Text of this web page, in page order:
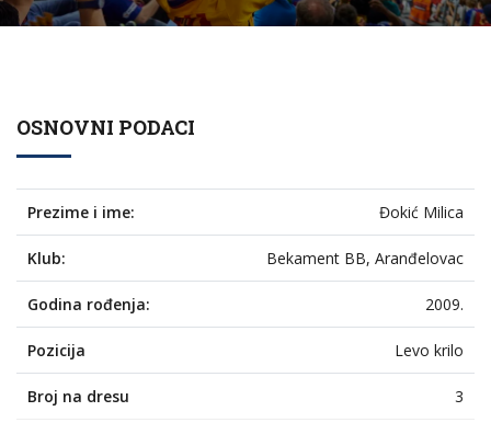
OSNOVNI PODACI
Prezime i ime: Đokić Milica
Klub: Bekament BB, Aranđelovac
Godina rođenja: 2009.
Pozicija Levo krilo
Broj na dresu 3